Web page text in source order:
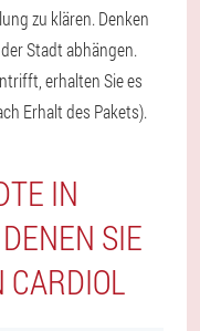
zu klären. Denken
Stadt abhängen.
erhalten Sie es
Erhalt des Pakets).
IN
SIE
CARDIOL